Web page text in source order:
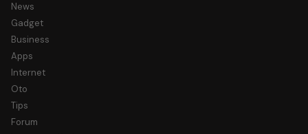
News
Gadget
Business
Apps
Internet
Oto
Tips
Forum